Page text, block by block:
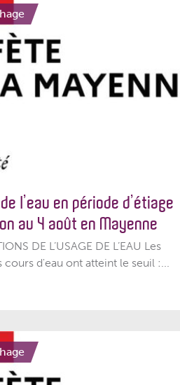
l’eau en période d’étiage
au 4 août en Mayenne
DE L’USAGE DE L’EAU Les
cours d'eau ont atteint le seuil :...